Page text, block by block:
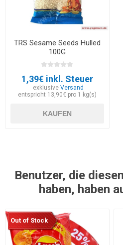
TRS Sesame Seeds Hulled
100G
1,39€ inkl. Steuer
exklusiveVersand
entspricht 13,90€ pro 1 kg(s)
KAUFEN
Benutzer, die
haben, haben
Out of Stock